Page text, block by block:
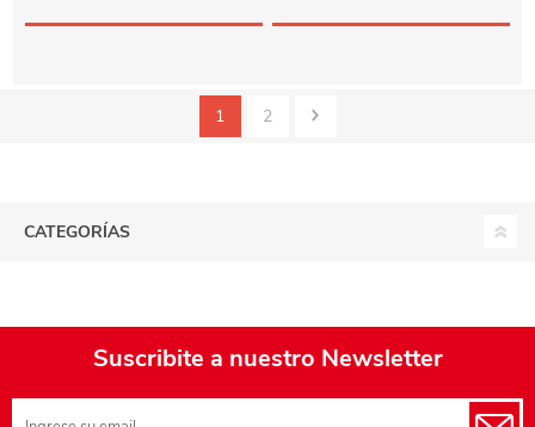
1 2
CATEGORÍAS
Suscribite a nuestro Newsletter